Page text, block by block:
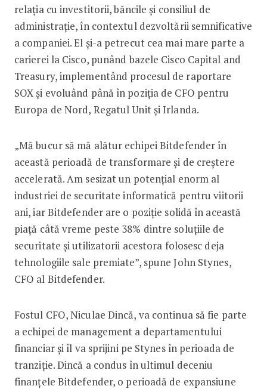
relația cu investitorii, băncile și consiliul de
administrație, în contextul dezvoltării semnificative
a companiei. El și-a petrecut cea mai mare parte a
carierei la Cisco, punând bazele Cisco Capital and
Treasury, implementând procesul de raportare
SOX și evoluând până în poziția de CFO pentru
Europa de Nord, Regatul Unit și Irlanda.
„Mă bucur să mă alătur echipei Bitdefender în
această perioadă de transformare și de creștere
accelerată. Am sesizat un potențial enorm al
industriei de securitate informatică pentru viitorii
ani, iar Bitdefender are o poziție solidă în această
piață câtă vreme peste 38% dintre soluțiile de
securitate și utilizatorii acestora folosesc deja
tehnologiile sale premiate”, spune John Stynes,
CFO al Bitdefender.
Fostul CFO, Niculae Dincă, va continua să fie parte
a echipei de management a departamentului
financiar și îl va sprijini pe Stynes în perioada de
tranziție. Dincă a condus în ultimul deceniu
finanțele Bitdefender, o perioadă de expansiune